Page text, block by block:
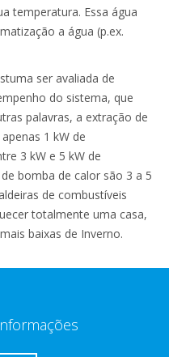
temperatura. Essa água
a água (p.ex.
ser avaliada de
do sistema, que
palavras, a extração de
1 kW de
3 kW e 5 kW de
bomba de calor são 3 a 5
de combustíveis
totalmente uma casa,
baixas de Inverno.